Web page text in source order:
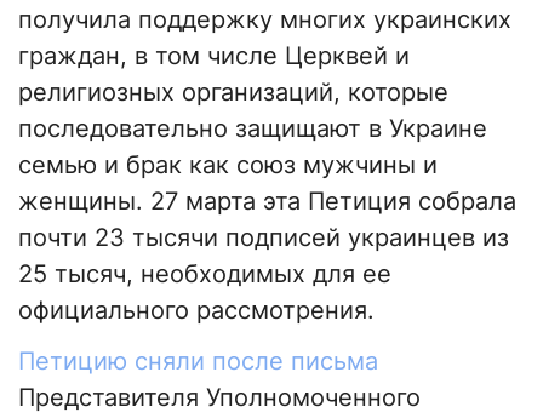
получила поддержку многих украинских
граждан, в том числе Церквей и
религиозных организаций, которые
последовательно защищают в Украине
семью и брак как союз мужчины и
женщины. 27 марта эта Петиция собрала
почти 23 тысячи подписей украинцев из
25 тысяч, необходимых для ее
официального рассмотрения.
Петицию сняли после письма
Представителя Уполномоченного